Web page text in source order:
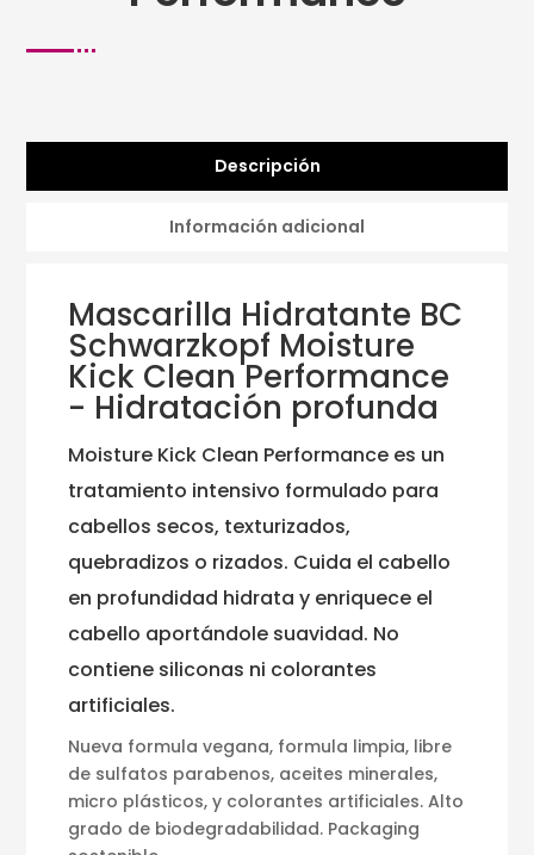
Descripción
Información adicional
Mascarilla Hidratante BC
Schwarzkopf Moisture
Kick Clean Performance
- Hidratación profunda
Moisture Kick Clean Performance es un
tratamiento intensivo formulado para
cabellos secos, texturizados,
quebradizos o rizados. Cuida el cabello
en profundidad hidrata y enriquece el
cabello aportándole suavidad. No
contiene siliconas ni colorantes
artificiales.
Nueva formula vegana, formula limpia, libre
de sulfatos parabenos, aceites minerales,
micro plásticos, y colorantes artificiales. Alto
grado de biodegradabilidad. Packaging